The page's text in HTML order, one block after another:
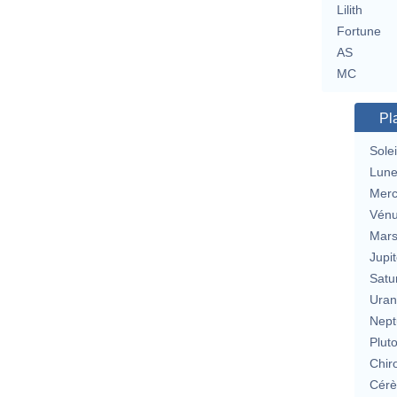
Lilith
Fortune
AS
MC
Lune
Mars